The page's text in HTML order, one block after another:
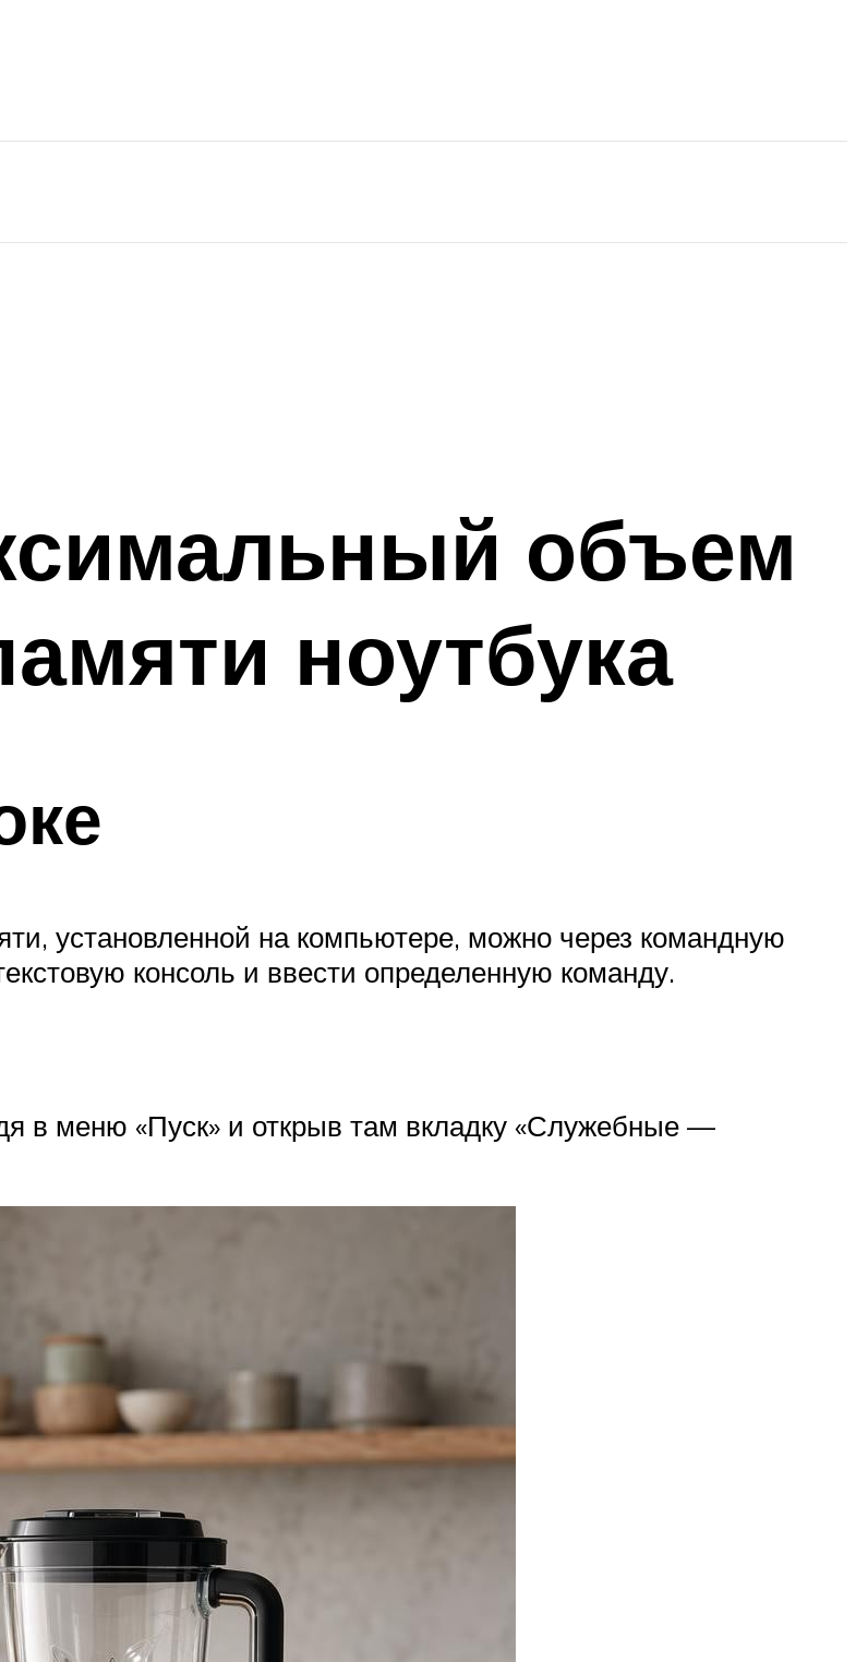
объем
ноутбука
установленной на компьютере, можно через командную
консоль и ввести определенную команду.
в меню «Пуск» и открыв там вкладку «Служебные —